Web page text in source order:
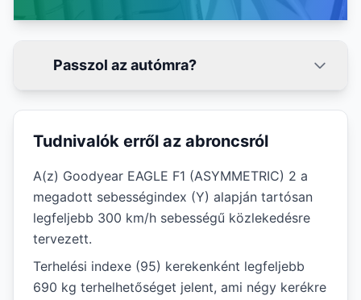
Passzol az autómra?
Tudnivalók erről az abroncsról
A(z) Goodyear EAGLE F1 (ASYMMETRIC) 2 a
megadott sebességindex (Y) alapján tartósan
legfeljebb 300 km/h sebességű közlekedésre
tervezett.
Terhelési indexe (95) kerekenként legfeljebb
690 kg terhelhetőséget jelent, ami négy kerékre